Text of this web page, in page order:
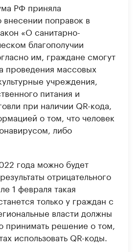
РФ приняла
внесении поправок в
«О санитарно-
благополучии
им, граждане смогут
проведения массовых
учреждения,
питания и
при наличии QR-кода,
о том, что человек
либо
года можно будет
отрицательного
1 февраля такая
только у граждан с
власти должны
принимать решение о том,
использовать QR-коды.